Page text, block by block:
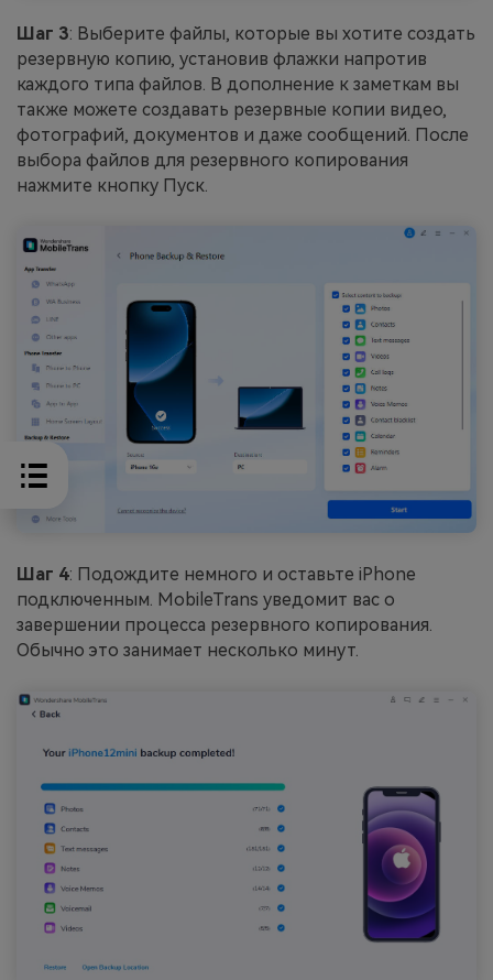
Шаг 3: Выберите файлы, которые вы хотите создать
резервную копию, установив флажки напротив
каждого типа файлов. В дополнение к заметкам вы
также можете создавать резервные копии видео,
фотографий, документов и даже сообщений. После
выбора файлов для резервного копирования
нажмите кнопку Пуск.
Шаг 4: Подождите немного и оставьте iPhone
подключенным. MobileTrans уведомит вас о
завершении процесса резервного копирования.
Обычно это занимает несколько минут.